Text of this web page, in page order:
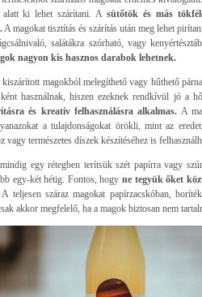
alatt ki lehet szárítani. A sütőtök és más
A magokat tisztítás és szárítás után meg lehet
salátákra szórható, vagy
nagyon kis hasznos darabok lehetnek.
magokból melegíthető vagy hűthető
használnak, hiszen ezeknek rendkívül jó a
és kreatív felhasználásra alkalmas. A
a tulajdonságokat örökli, mint az
vagy természetes díszek készítéséhez is
egy rétegben terítsük szét papírra vagy
egy-két hétig. Fontos, hogy ne tegyük őket
. A teljesen száraz magokat papírzacskóban,
akkor megfelelő, ha a magok biztosan nem